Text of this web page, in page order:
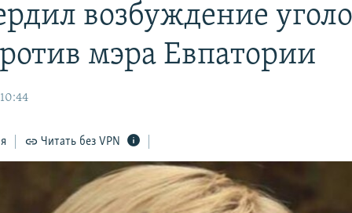
возбуждение
мэра Евпатории
Читать без VPN